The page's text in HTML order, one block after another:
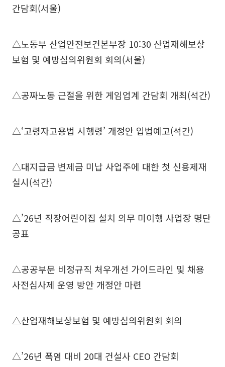
간담회(서울)
△노동부 산업안전보건본부장 10:30 산업재해보상
보험 및 예방심의위원회 회의(서울)
△공짜노동 근절을 위한 게임업계 간담회 개최(석간)
△‘고령자고용법 시행령’ 개정안 입법예고(석간)
△대지급금 변제금 미납 사업주에 대한 첫 신용제재
실시(석간)
△’26년 직장어린이집 설치 의무 미이행 사업장 명단
공표
△공공부문 비정규직 처우개선 가이드라인 및 채용
사전심사제 운영 방안 개정안 마련
△산업재해보상보험 및 예방심의위원회 회의
△’26년 폭염 대비 20대 건설사 CEO 간담회